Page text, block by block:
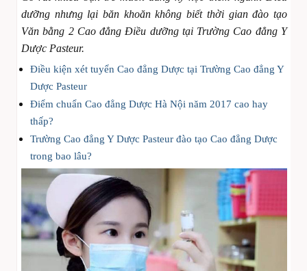
dưỡng nhưng lại băn khoăn không biết thời gian đào tạo
Văn bằng 2 Cao đẳng Điều dưỡng tại Trường Cao đẳng Y
Dược Pasteur.
Điều kiện xét tuyển Cao đẳng Dược tại Trường Cao đẳng Y
Dược Pasteur
Điểm chuẩn Cao đẳng Dược Hà Nội năm 2017 cao hay
thấp?
Trường Cao đẳng Y Dược Pasteur đào tạo Cao đẳng Dược
trong bao lâu?